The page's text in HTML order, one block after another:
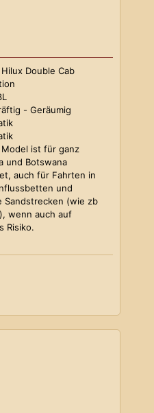
Double Cab
- Geräumig
Model ist für ganz
und Botswana
auch für Fahrten in
und
Sandstrecken (wie zb
wenn auch auf
Risiko.